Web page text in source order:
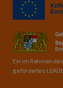
Ein im Rahmen
gefördertes